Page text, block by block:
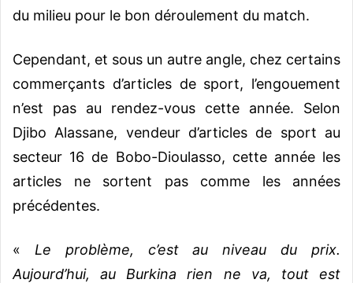
du milieu pour le bon déroulement du match.
Cependant, et sous un autre angle, chez certains
commerçants d’articles de sport, l’engouement
n’est pas au rendez-vous cette année. Selon
Djibo Alassane, vendeur d’articles de sport au
secteur 16 de Bobo-Dioulasso, cette année les
articles ne sortent pas comme les années
précédentes.
« Le problème, c’est au niveau du prix.
Aujourd’hui, au Burkina rien ne va, tout est